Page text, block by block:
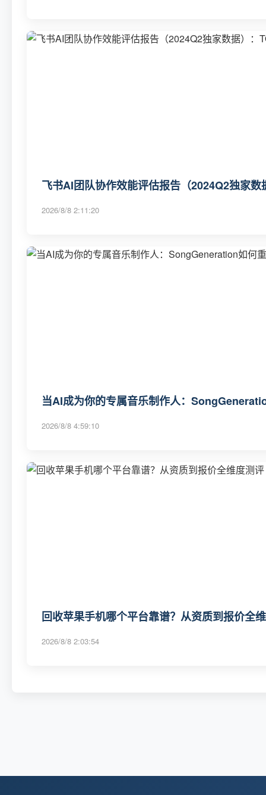
飞书AI团队协作效能评估报告（2024Q2独家
2026/8/8 2:11:20
当AI成为你的专属音乐制作人：
2026/8/8 4:59:10
回收苹果手机哪个平台靠谱？从资质到报价全
2026/8/8 2:03:54